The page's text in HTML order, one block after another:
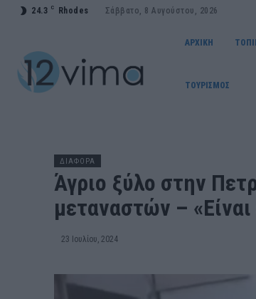
24.3 C Rhodes Σάββατο, 8 Αυγούστου, 2026
ΑΡΧΙΚΗ
ΤΟΥΡΙΣΜΟΣ
ΔΙΑΦΟΡΑ
Άγριο ξύλο στην
μεταναστών – «Είναι
23 Ιουλίου, 2024